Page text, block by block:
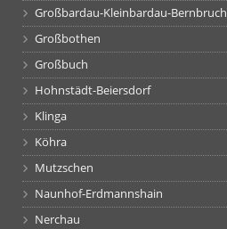
Großbardau-Kleinbardau-Bernbruch
Großbothen
Großbuch
Hohnstädt-Beiersdorf
Klinga
Köhra
Mutzschen
Naunhof-Erdmannshain
Nerchau